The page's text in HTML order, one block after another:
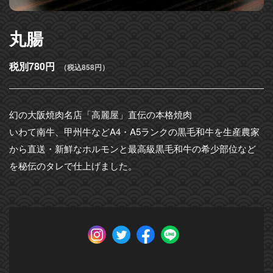
丸腸
税別780円 （税込858円）
幻の大阪焼肉名店「高麗屋」直伝の本格焼肉
いわて南牛、甲州牛などA4・A5ランクの黒毛和牛を生産農家
から直送・新鮮なホルモンと最高級黒毛和牛の希少部位など
を秘伝のタレで仕上げました。